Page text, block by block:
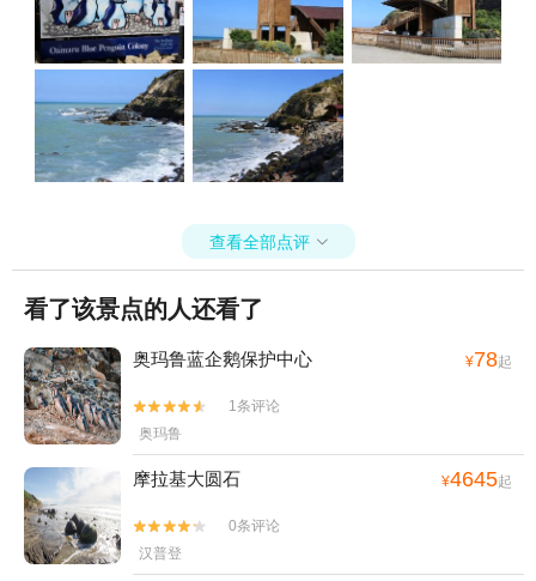
查看全部点评 
看了该景点的人还看了
奥玛鲁蓝企鹅保护中心 ¥78起


1条评论
奥玛鲁
摩拉基大圆石 ¥4645起


0条评论
汉普登